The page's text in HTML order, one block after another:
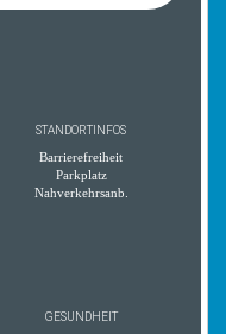
STANDORTINFOS
Barrierefreiheit
Parkplatz
Nahverkehrsanb.
GESUNDHEIT